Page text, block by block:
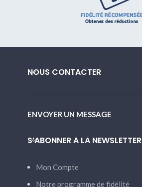
NOUS CONTACTER
ENVOYER UN MESSAGE
S’ABONNER A LA NEWSLETTER
Mon Compte
Notre programme de fidélité